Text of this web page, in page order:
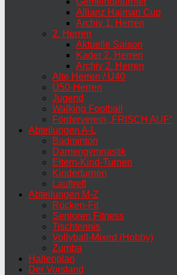
Allianz Hajman Cup
Archiv 1. Herren
2. Herren
Aktuelle Saison
Kader 2. Herren
Archiv 2. Herren
Alte Herren / Ü40
Ü50-Herren
Jugend
Walking Football
Förderverein „FRISCH AUF“
Abteilungen A-L
Badminton
Damengymnastik
Eltern-Kind-Turnen
Kinderturnen
Lauftreff
Abteilungen M-Z
Rücken-Fit
Senioren Fitness
Tischtennis
Vollyball-Mixed (Hobby)
Zumba
Hallenplan
Der Vorstand